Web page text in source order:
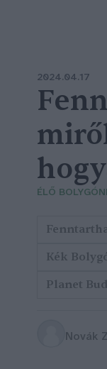
2024.04.17
ÉLŐ
Kék
Planet
Novák